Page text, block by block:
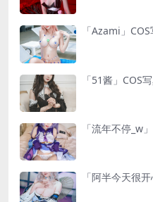
「Azami」
「51酱」COS
「流年不停_w
「阿半今天很